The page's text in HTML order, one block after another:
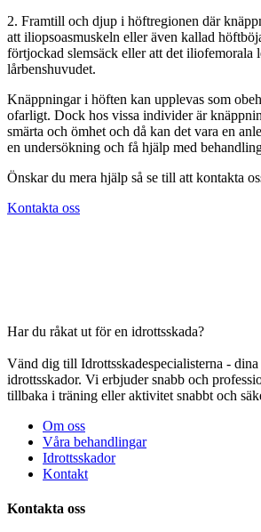
2. Framtill och djup i höftregionen där
att iliopsoasmuskeln eller även kallad
förtjockad slemsäck eller att det iliofemorala
lårbenshuvudet.
Knäppningar i höften kan upplevas som
ofarligt. Dock hos vissa individer är
smärta och ömhet och då kan det vara en
en undersökning och få hjälp med
Önskar du mera hjälp så se till att kontakta
Kontakta oss
Har du råkat ut för en idrottsskada?
Vänd dig till Idrottsskadespecialisterna - dina
idrottsskador. Vi erbjuder snabb och
tillbaka i träning eller aktivitet snabbt och
Om oss
Våra behandlingar
Idrottsskador
Kontakt
Kontakta oss